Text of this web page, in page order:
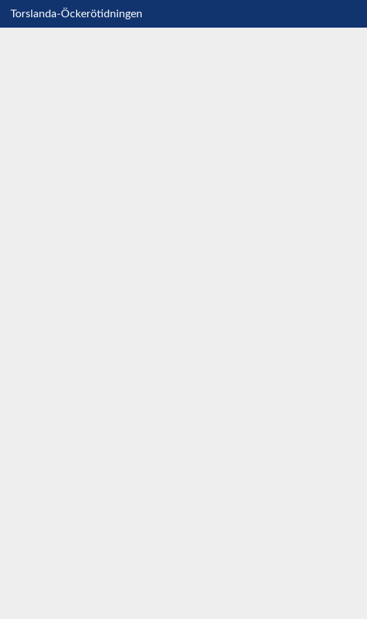
Torslanda-Öckerötidningen